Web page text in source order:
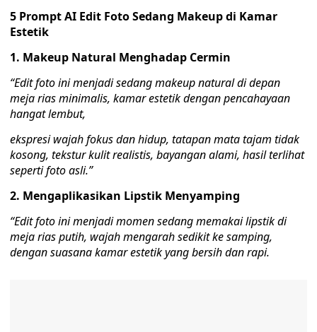
5 Prompt AI Edit Foto Sedang Makeup di Kamar
Estetik
1. Makeup Natural Menghadap Cermin
“Edit foto ini menjadi sedang makeup natural di depan
meja rias minimalis, kamar estetik dengan pencahayaan
hangat lembut,
ekspresi wajah fokus dan hidup, tatapan mata tajam tidak
kosong, tekstur kulit realistis, bayangan alami, hasil terlihat
seperti foto asli.”
2. Mengaplikasikan Lipstik Menyamping
“Edit foto ini menjadi momen sedang memakai lipstik di
meja rias putih, wajah mengarah sedikit ke samping,
dengan suasana kamar estetik yang bersih dan rapi.